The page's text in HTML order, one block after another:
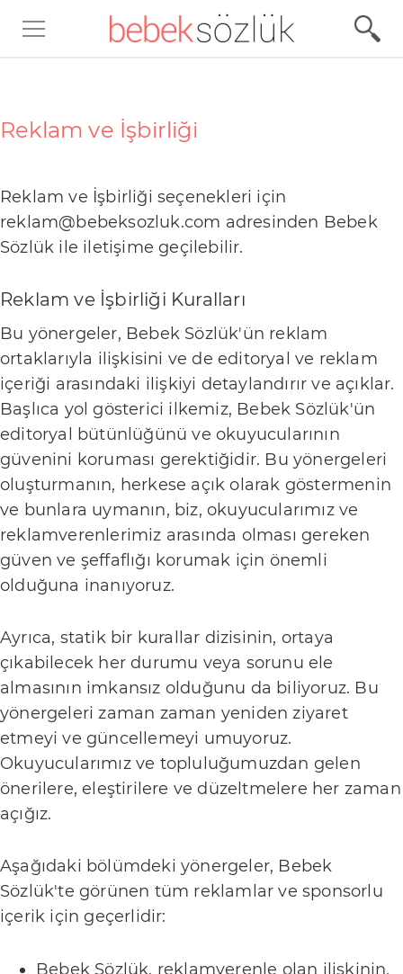
ü
n
c
e
e
m
e
l
e
r
D
o
u
B
e
e
k
n
e
Reklam ve İşbirliği
Reklam ve İşbirliği seçenekleri için
reklam@bebeksozluk.com adresinden Bebek
Sözlük ile iletişime geçilebilir.
Reklam ve İşbirliği Kuralları
Bu yönergeler, Bebek Sözlük'ün reklam
ortaklarıyla ilişkisini ve de editoryal ve reklam
içeriği arasındaki ilişkiyi detaylandırır ve açıklar.
Başlıca yol gösterici ilkemiz, Bebek Sözlük'ün
editoryal bütünlüğünü ve okuyucularının
güvenini koruması gerektiğidir. Bu yönergeleri
oluşturmanın, herkese açık olarak göstermenin
ve bunlara uymanın, biz, okuyucularımız ve
reklamverenlerimiz arasında olması gereken
güven ve şeffaflığı korumak için önemli
olduğuna inanıyoruz.
Ayrıca, statik bir kurallar dizisinin, ortaya
çıkabilecek her durumu veya sorunu ele
almasının imkansız olduğunu da biliyoruz. Bu
yönergeleri zaman zaman yeniden ziyaret
etmeyi ve güncellemeyi umuyoruz.
Okuyucularımız ve topluluğumuzdan gelen
önerilere, eleştirilere ve düzeltmelere her zaman
açığız.
Aşağıdaki bölümdeki yönergeler, Bebek
Sözlük'te görünen tüm reklamlar ve sponsorlu
içerik için geçerlidir:
Bebek Sözlük, reklamverenle olan ilişkinin,